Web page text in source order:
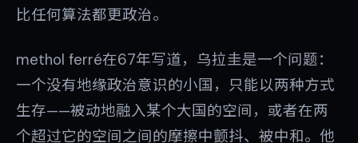
比任何算法都更政治。
methol ferré在67年写道，乌拉圭是一个问题：
一个没有地缘政治意识的小国，只能以两种方式
生存——被动地融入某个大国的空间，或者在两
个超过它的空间之间的摩擦中颤抖、被中和。他